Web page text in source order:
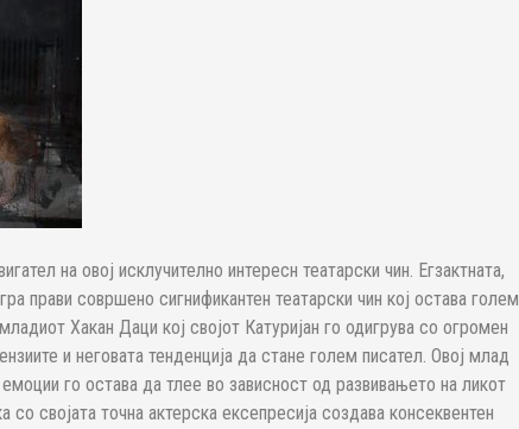
на овој исклучително интересн театарски чин. Егзактната,
прави совршено сигнификантен театарски чин кој остава голем
Хакан Даци кој својот Катуријан го одигрува со огромен
и неговата тенденција да стане голем писател. Овој млад
го остава да тлее во зависност од развивањето на ликот
со својата точна актерска ексепресија создава консеквентен